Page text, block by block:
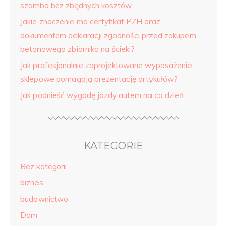
szambo bez zbędnych kosztów
Jakie znaczenie ma certyfikat PZH oraz
dokumentem deklaracji zgodności przed zakupem
betonowego zbiornika na ścieki?
Jak profesjonalnie zaprojektowane wyposażenie
sklepowe pomagają prezentację artykułów?
Jak podnieść wygodę jazdy autem na co dzień
KATEGORIE
Bez kategorii
biznes
budownictwo
Dom